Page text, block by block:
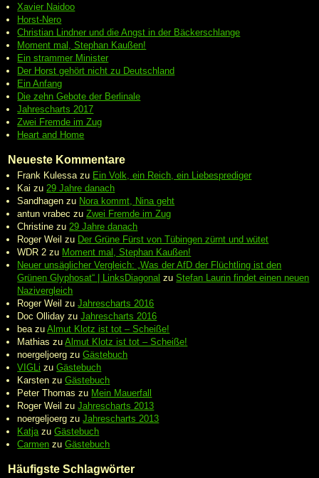
Xavier Naidoo
Horst-Nero
Christian Lindner und die Angst in der Bäckerschlange
Moment mal, Stephan Kaußen!
Ein strammer Minister
Der Horst gehört nicht zu Deutschland
Ein Anfang
Die zehn Gebote der Berlinale
Jahrescharts 2017
Zwei Fremde im Zug
Heart and Home
Neueste Kommentare
Frank Kulessa zu Ein Volk, ein Reich, ein Liebesprediger
Kai zu 29 Jahre danach
Sandhagen zu Nora kommt, Nina geht
antun vrabec zuZwei Fremde im Zug
Christine zu 29 Jahre danach
Roger Weil zu Der Grüne Fürst von Tübingen zürnt und wütet
WDR 2 zu Moment mal, Stephan Kaußen!
Neuer unsäglicher Vergleich: „Was der AfD der Flüchtling ist den
Grünen Glyphosat“ | LinksDiagonal zuStefan Laurin findet einen neuen
Nazivergleich
Roger Weil zuJahrescharts 2016
Doc Olliday zuJahrescharts 2016
bea zuAlmut Klotz ist tot – Scheiße!
Mathias zuAlmut Klotz ist tot – Scheiße!
noergeljoerg zuGästebuch
VIGLi zuGästebuch
Karsten zuGästebuch
Peter Thomas zu Mein Mauerfall
Roger Weil zuJahrescharts 2013
noergeljoerg zuJahrescharts 2013
Katja zuGästebuch
Carmen zuGästebuch
Häufigste Schlagwörter